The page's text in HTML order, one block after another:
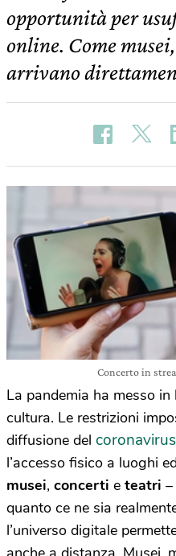
opportunità per
online. Come
arrivano
Concerto in
La pandemia ha messo in
cultura. Le restrizioni
diffusione del coronavirus
l’accesso fisico a luoghi
musei, concerti e teatri
quanto ce ne sia
l’universo digitale